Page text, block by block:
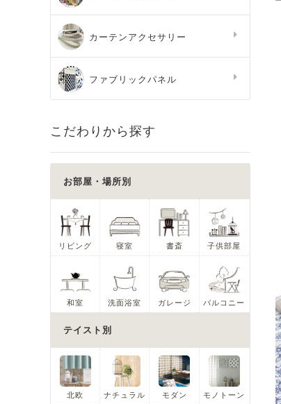
カーテンアクセサリー
ファブリックパネル
こだわりから探す
お部屋・場所別
リビング 寝室 書斎 子供部屋
和室 洗面浴室 ガレージ バルコニー
テイスト別
北欧 ナチュラル モダン モノトーン